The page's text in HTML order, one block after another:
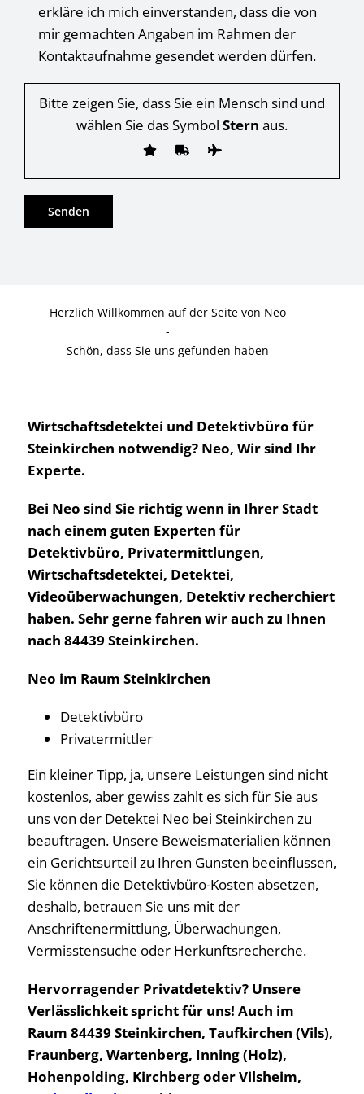
erkläre ich mich einverstanden, dass die von
mir gemachten Angaben im Rahmen der
Kontaktaufnahme gesendet werden dürfen.
Bitte zeigen Sie, dass Sie ein Mensch sind und
wählen Sie das Symbol Stern aus.
Herzlich Willkommen auf der Seite von Neo
-
Schön, dass Sie uns gefunden haben
Wirtschaftsdetektei und Detektivbüro für
Steinkirchen notwendig? Neo, Wir sind Ihr
Experte.
Bei Neo sind Sie richtig wenn in Ihrer Stadt
nach einem guten Experten für
Detektivbüro, Privatermittlungen,
Wirtschaftsdetektei, Detektei,
Videoüberwachungen, Detektiv recherchiert
haben. Sehr gerne fahren wir auch zu Ihnen
nach 84439 Steinkirchen.
Neo im Raum Steinkirchen
Detektivbüro
Privatermittler
Ein kleiner Tipp, ja, unsere Leistungen sind nicht
kostenlos, aber gewiss zahlt es sich für Sie aus
uns von der Detektei Neo bei Steinkirchen zu
beauftragen. Unsere Beweismaterialien können
ein Gerichtsurteil zu Ihren Gunsten beeinflussen,
Sie können die Detektivbüro-Kosten absetzen,
deshalb, betrauen Sie uns mit der
Anschriftenermittlung, Überwachungen,
Vermisstensuche oder Herkunftsrecherche.
Hervorragender Privatdetektiv? Unsere
Verlässlichkeit spricht für uns! Auch im
Raum 84439 Steinkirchen, Taufkirchen (Vils),
Fraunberg, Wartenberg, Inning (Holz),
Hohenpolding, Kirchberg oder Vilsheim,